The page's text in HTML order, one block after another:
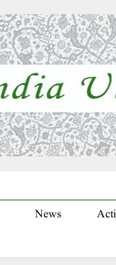
News